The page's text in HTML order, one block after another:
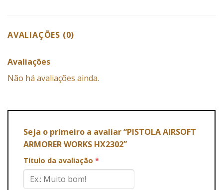
AVALIAÇÕES (0)
Avaliações
Não há avaliações ainda.
Seja o primeiro a avaliar “PISTOLA AIRSOFT
ARMORER WORKS HX2302”
Título da avaliação *